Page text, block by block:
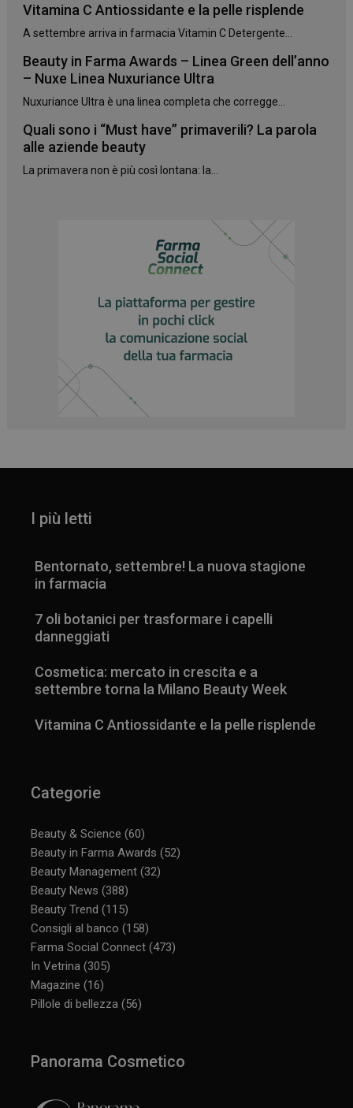
Vitamina C Antiossidante e la pelle risplende
A settembre arriva in farmacia Vitamin C Detergente...
Beauty in Farma Awards – Linea Green dell’anno
– Nuxe Linea Nuxuriance Ultra
Nuxuriance Ultra è una linea completa che corregge...
Quali sono i “Must have” primaverili? La parola
alle aziende beauty
La primavera non è più così lontana: la...
I più letti
Bentornato, settembre! La nuova stagione
in farmacia
7 oli botanici per trasformare i capelli
danneggiati
Cosmetica: mercato in crescita e a
settembre torna la Milano Beauty Week
Vitamina C Antiossidante e la pelle risplende
Categorie
Beauty & Science (60)
Beauty in Farma Awards (52)
Beauty Management (32)
Beauty News (388)
Beauty Trend (115)
Consigli al banco (158)
Farma Social Connect (473)
In Vetrina (305)
Magazine (16)
Pillole di bellezza (56)
Panorama Cosmetico